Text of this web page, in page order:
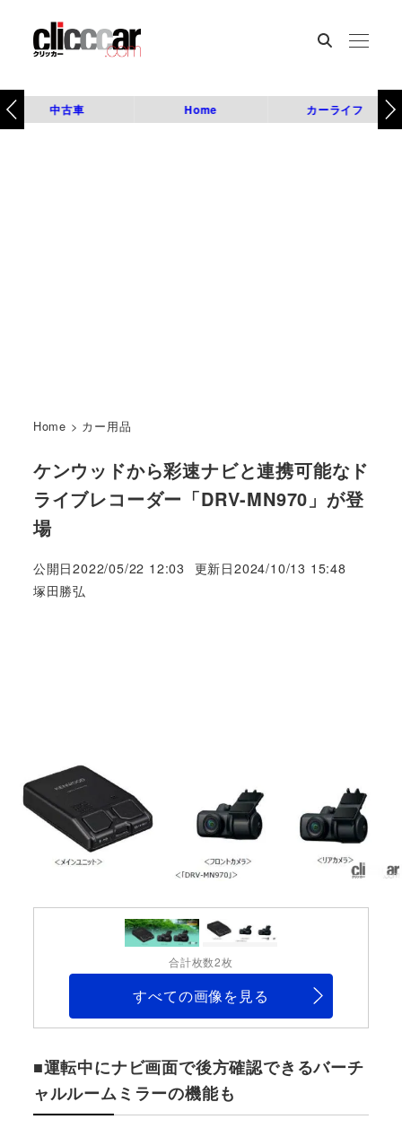
中古車 Home カーライフ
Home > カー用品
ケンウッドから彩速ナビと連携可能なド
ライブレコーダー「DRV-MN970」が登
場
公開日2022/05/22 12:03 更新日2024/10/13 15:48
著
塚田勝弘
合計枚数2枚
すべての画像を見る
■運転中にナビ画面で後方確認できるバーチ
ャルルームミラーの機能も